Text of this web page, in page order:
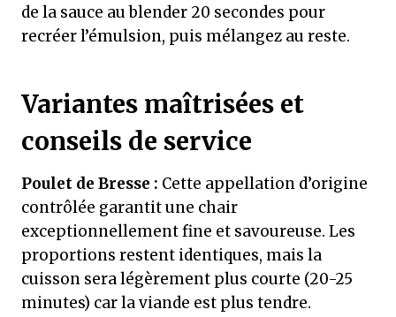
de la sauce au blender 20 secondes pour
recréer l’émulsion, puis mélangez au reste.
Variantes maîtrisées et
conseils de service
Poulet de Bresse : Cette appellation d’origine
contrôlée garantit une chair
exceptionnellement fine et savoureuse. Les
proportions restent identiques, mais la
cuisson sera légèrement plus courte (20-25
minutes) car la viande est plus tendre.